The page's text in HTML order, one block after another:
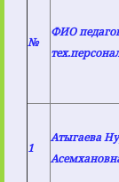
№
ФИО
1
Атыгаева